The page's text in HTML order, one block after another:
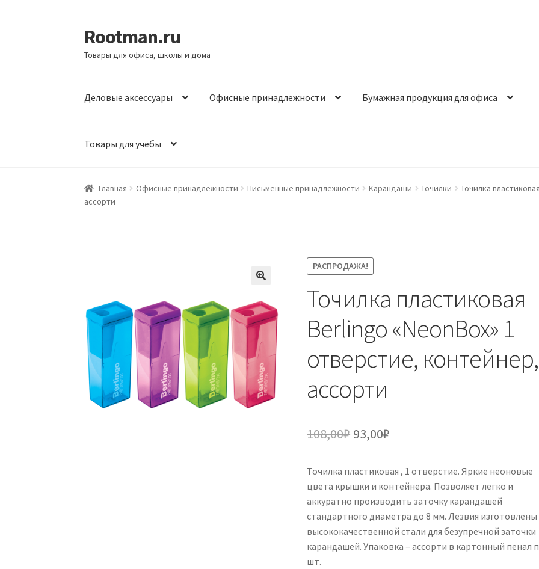
Перейти
к
навигации
Перейти
к
содержимому
Rootman.ru
Товары для офиса, школы и дома
Деловые аксессуары Офисные принадлежности Бумажная продукция для офиса
Товары для учёбы
Главная Офисные принадлежности Письменные принадлежности Карандаши Точилки
Точилка
ассорти
РАСПРОДАЖА!
Точилка пластиковая
Berlingo «NeonBox» 1
отверстие, контейнер,
ассорти
108,00₽ Первоначальная
составляла
108,00₽.
93,00₽
93,00₽.
Точилка пластиковая , 1 отверстие. Яркие неоновые
цвета крышки и контейнера. Позволяет легко и
аккуратно производить заточку карандашей
стандартного диаметра до 8 мм. Лезвия изготовлены
высококачественной стали для безупречной заточки
карандашей. Упаковка – ассорти в картонный пенал
шт.